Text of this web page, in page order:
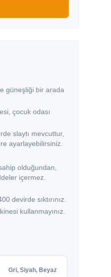
güneşliği bir arada
çocuk odası
slaytı mevcuttur,
ayarlayebilirsiniz.
olduğundan,
içermez.
devirde sıktırınız.
kullanmayınız.
Gri, Siyah, Beyaz